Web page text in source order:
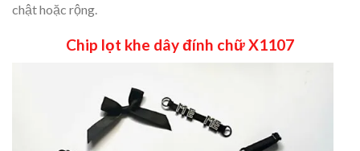
chật hoặc rộng.
Chip lọt khe dây đính chữ X1107